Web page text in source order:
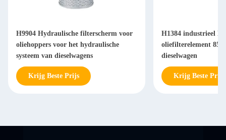
H9904 Hydraulische filterscherm voor
oliehoppers voor het hydraulische
systeem van dieselwagens
Krijg Beste Prijs
H1384 industrieel
oliefilterelement 85
dieselwagen
Krijg Beste Prijs